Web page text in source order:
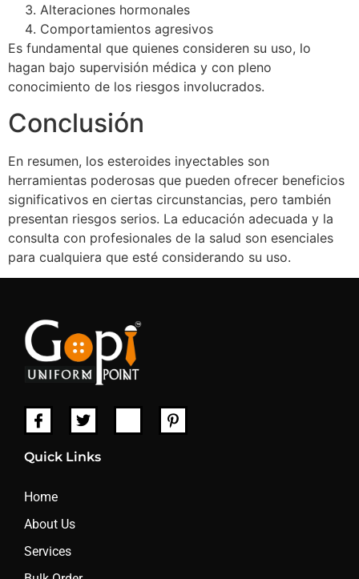
Alteraciones hormonales
Comportamientos agresivos
Es fundamental que quienes consideren su uso, lo
hagan bajo supervisión médica y con pleno
conocimiento de los riesgos involucrados.
Conclusión
En resumen, los esteroides inyectables son
herramientas poderosas que pueden ofrecer beneficios
significativos en ciertas circunstancias, pero también
presentan riesgos serios. La educación adecuada y la
consulta con profesionales de la salud son esenciales
para cualquiera que esté considerando su uso.
Quick Links
Home
About Us
Services